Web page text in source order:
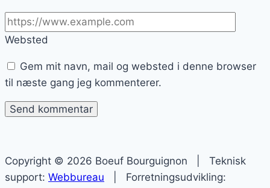
Websted
Gem mit navn, mail og websted i denne browser
til næste gang jeg kommenterer.
Copyright © 2026 Boeuf Bourguignon | Teknisk
support: Webbureau | Forretningsudvikling: